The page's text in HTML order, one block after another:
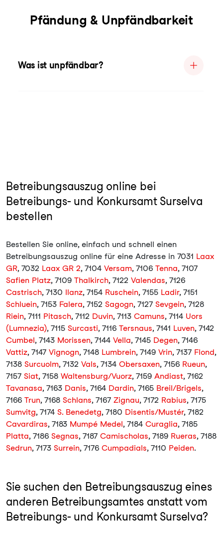
Pfändung & Unpfändbarkeit
Was ist unpfändbar?
Betreibungsauszug online bei
Betreibungs- und Konkursamt Surselva
bestellen
Bestellen Sie online, einfach und schnell einen
Betreibungsauszug online für eine Adresse in 7031 Laax
GR, 7032 Laax GR 2, 7104 Versam, 7106 Tenna, 7107
Safien Platz, 7109 Thalkirch, 7122 Valendas, 7126
Castrisch, 7130 Ilanz, 7154 Ruschein, 7155 Ladir, 7151
Schluein, 7153 Falera, 7152 Sagogn, 7127 Sevgein, 7128
Riein, 7111 Pitasch, 7112 Duvin, 7113 Camuns, 7114 Uors
(Lumnezia), 7115 Surcasti, 7116 Tersnaus, 7141 Luven, 7142
Cumbel, 7143 Morissen, 7144 Vella, 7145 Degen, 7146
Vattiz, 7147 Vignogn, 7148 Lumbrein, 7149 Vrin, 7137 Flond,
7138 Surcuolm, 7132 Vals, 7134 Obersaxen, 7156 Rueun,
7157 Siat, 7158 Waltensburg/Vuorz, 7159 Andiast, 7162
Tavanasa, 7163 Danis, 7164 Dardin, 7165 Breil/Brigels,
7166 Trun, 7168 Schlans, 7167 Zignau, 7172 Rabius, 7175
Sumvitg, 7174 S. Benedetg, 7180 Disentis/Mustér, 7182
Cavardiras, 7183 Mumpé Medel, 7184 Curaglia, 7185
Platta, 7186 Segnas, 7187 Camischolas, 7189 Rueras, 7188
Sedrun, 7173 Surrein, 7176 Cumpadials, 7110 Peiden.
Sie suchen den Betreibungsauszug eines
anderen Betreibungsamtes anstatt vom
Betreibungs- und Konkursamt Surselva?